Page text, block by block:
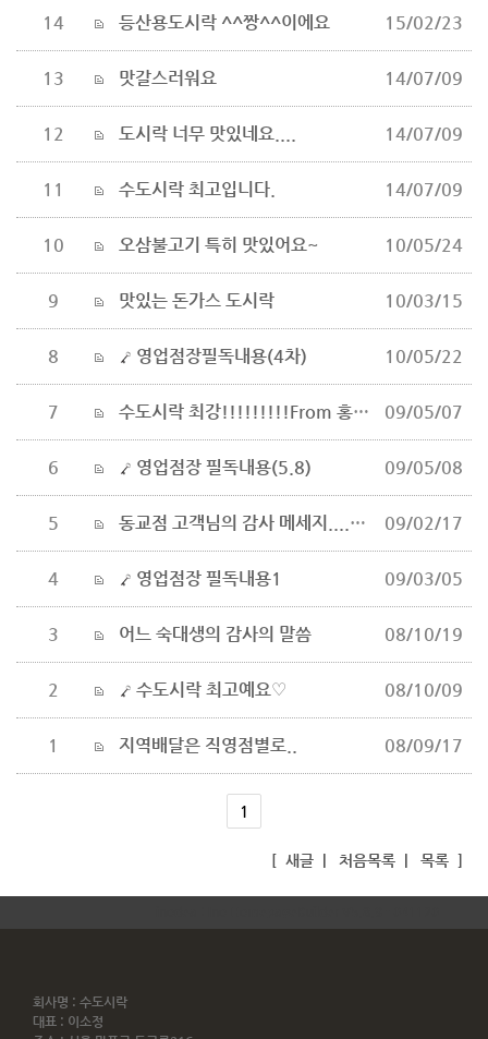
14 등산용도시락 ^^짱^^이에요 15/02/23
13 맛갈스러워요 14/07/09
12 도시락 너무 맛있네요.... 14/07/09
11 수도시락 최고입니다. 14/07/09
10 오삼불고기 특히 맛있어요~ 10/05/24
9 맛있는 돈가스 도시락 10/03/15
8 영업점장필독내용(4차) 10/05/22
7 수도시락 최강!!!!!!!!!From 홍익대학생 09/05/07
6 영업점장 필독내용(5.8) 09/05/08
5 동교점 고객님의 감사 메세지....감사감사 09/02/17
4 영업점장 필독내용1 09/03/05
3 어느 숙대생의 감사의 말씀 08/10/19
2 수도시락 최고예요♡ 08/10/09
1 지역배달은 직영점별로.. 08/09/17
1
[ 새글| 처음목록| 목록]
회사명 : 수도시락
대표 : 이소정